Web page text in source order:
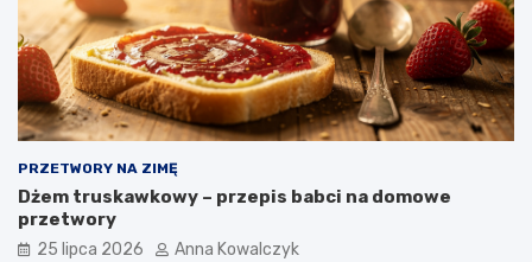
PRZETWORY NA ZIMĘ
Dżem truskawkowy – przepis babci na domowe
przetwory
25 lipca 2026 Anna Kowalczyk